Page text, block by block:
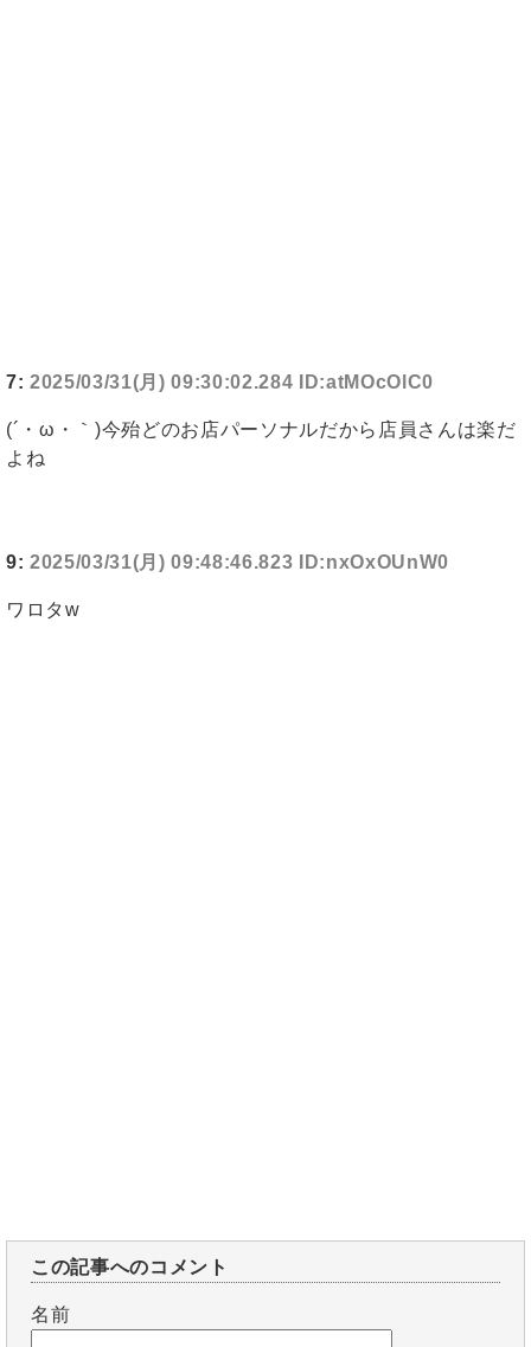
7: 2025/03/31(月) 09:30:02.284 ID:atMOcOlC0
(´・ω・｀)今殆どのお店パーソナルだから店員さんは楽だ
よね
9: 2025/03/31(月) 09:48:46.823 ID:nxOxOUnW0
ワロタw
この記事へのコメント
名前